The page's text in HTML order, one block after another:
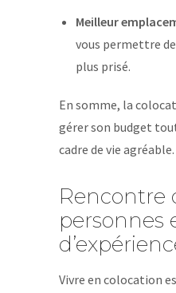
Meilleur
vous permettre
plus prisé.
En somme, la
gérer son budget
cadre de vie agréable.
Rencontre
personnes
Vivre en colocation